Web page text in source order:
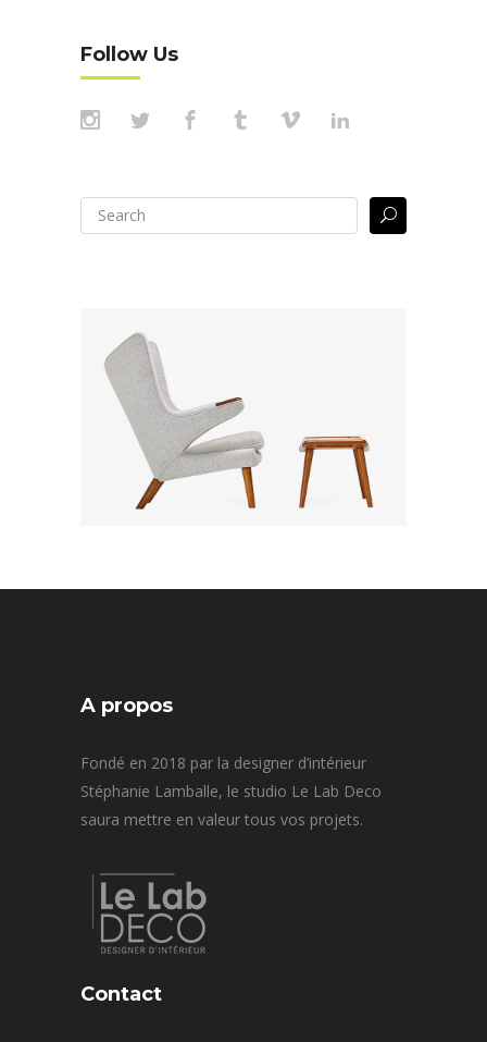
Follow Us
A propos
Fondé en 2018 par la designer d’intérieur
Stéphanie Lamballe, le studio Le Lab Deco
saura mettre en valeur tous vos projets.
Contact